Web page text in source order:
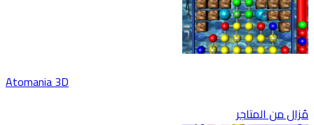
Atomania 3D
مُزال من المتاجر